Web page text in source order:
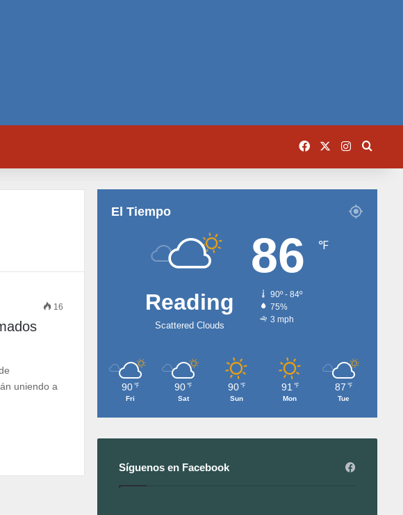
Facebook Instagram
16
uniendo a
El Tiempo
Reading
Scattered Clouds
86 ℉
90º - 84º
75%
3 mph
90 ℉
Fri
90 ℉
Sat
90 ℉
Sun
91 ℉
Mon
87 ℉
Tue
Síguenos en Facebook